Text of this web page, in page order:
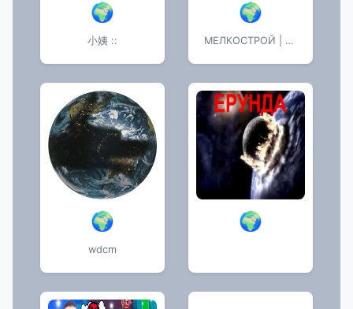
🌍
小姨 ::
🌍
МЕЛКОСТРОЙ | стыкырпык
🌍
wdcm
🌍